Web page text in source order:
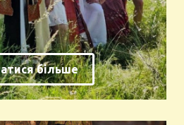
більше